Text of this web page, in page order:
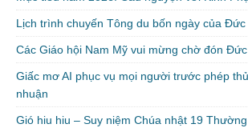
Lịch trình chuyến Tông du bốn ngày của
Các Giáo hội Nam Mỹ vui mừng chờ đón
Giấc mơ AI phục vụ mọi người trước phép
nhuận
Gió hiu hiu – Suy niệm Chúa nhật 19